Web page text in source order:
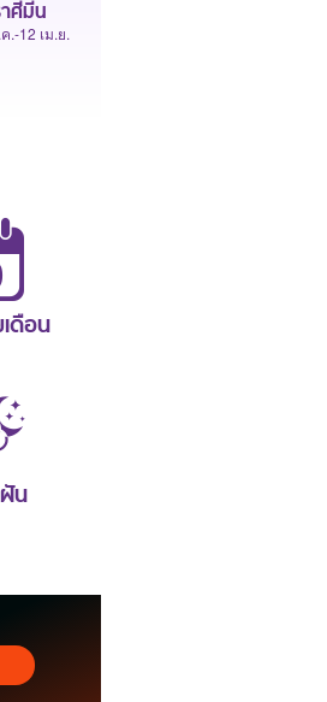
ศีมีน
.-12 เม.ย.
ดือน
น